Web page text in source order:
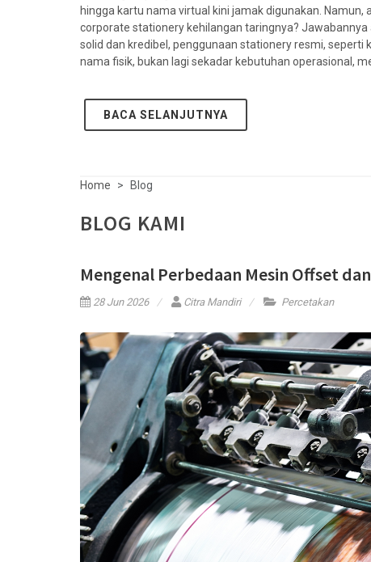
hingga kartu nama virtual kini jamak digunakan.
corporate stationery kehilangan taringnya?
solid dan kredibel, penggunaan stationery resmi,
nama fisik, bukan lagi sekadar kebutuhan operasional,
BACA SELANJUTNYA
Home Blog
BLOG KAMI
Mengenal Perbedaan Mesin Offset
28 Jun 2026 Citra Mandiri Percetakan